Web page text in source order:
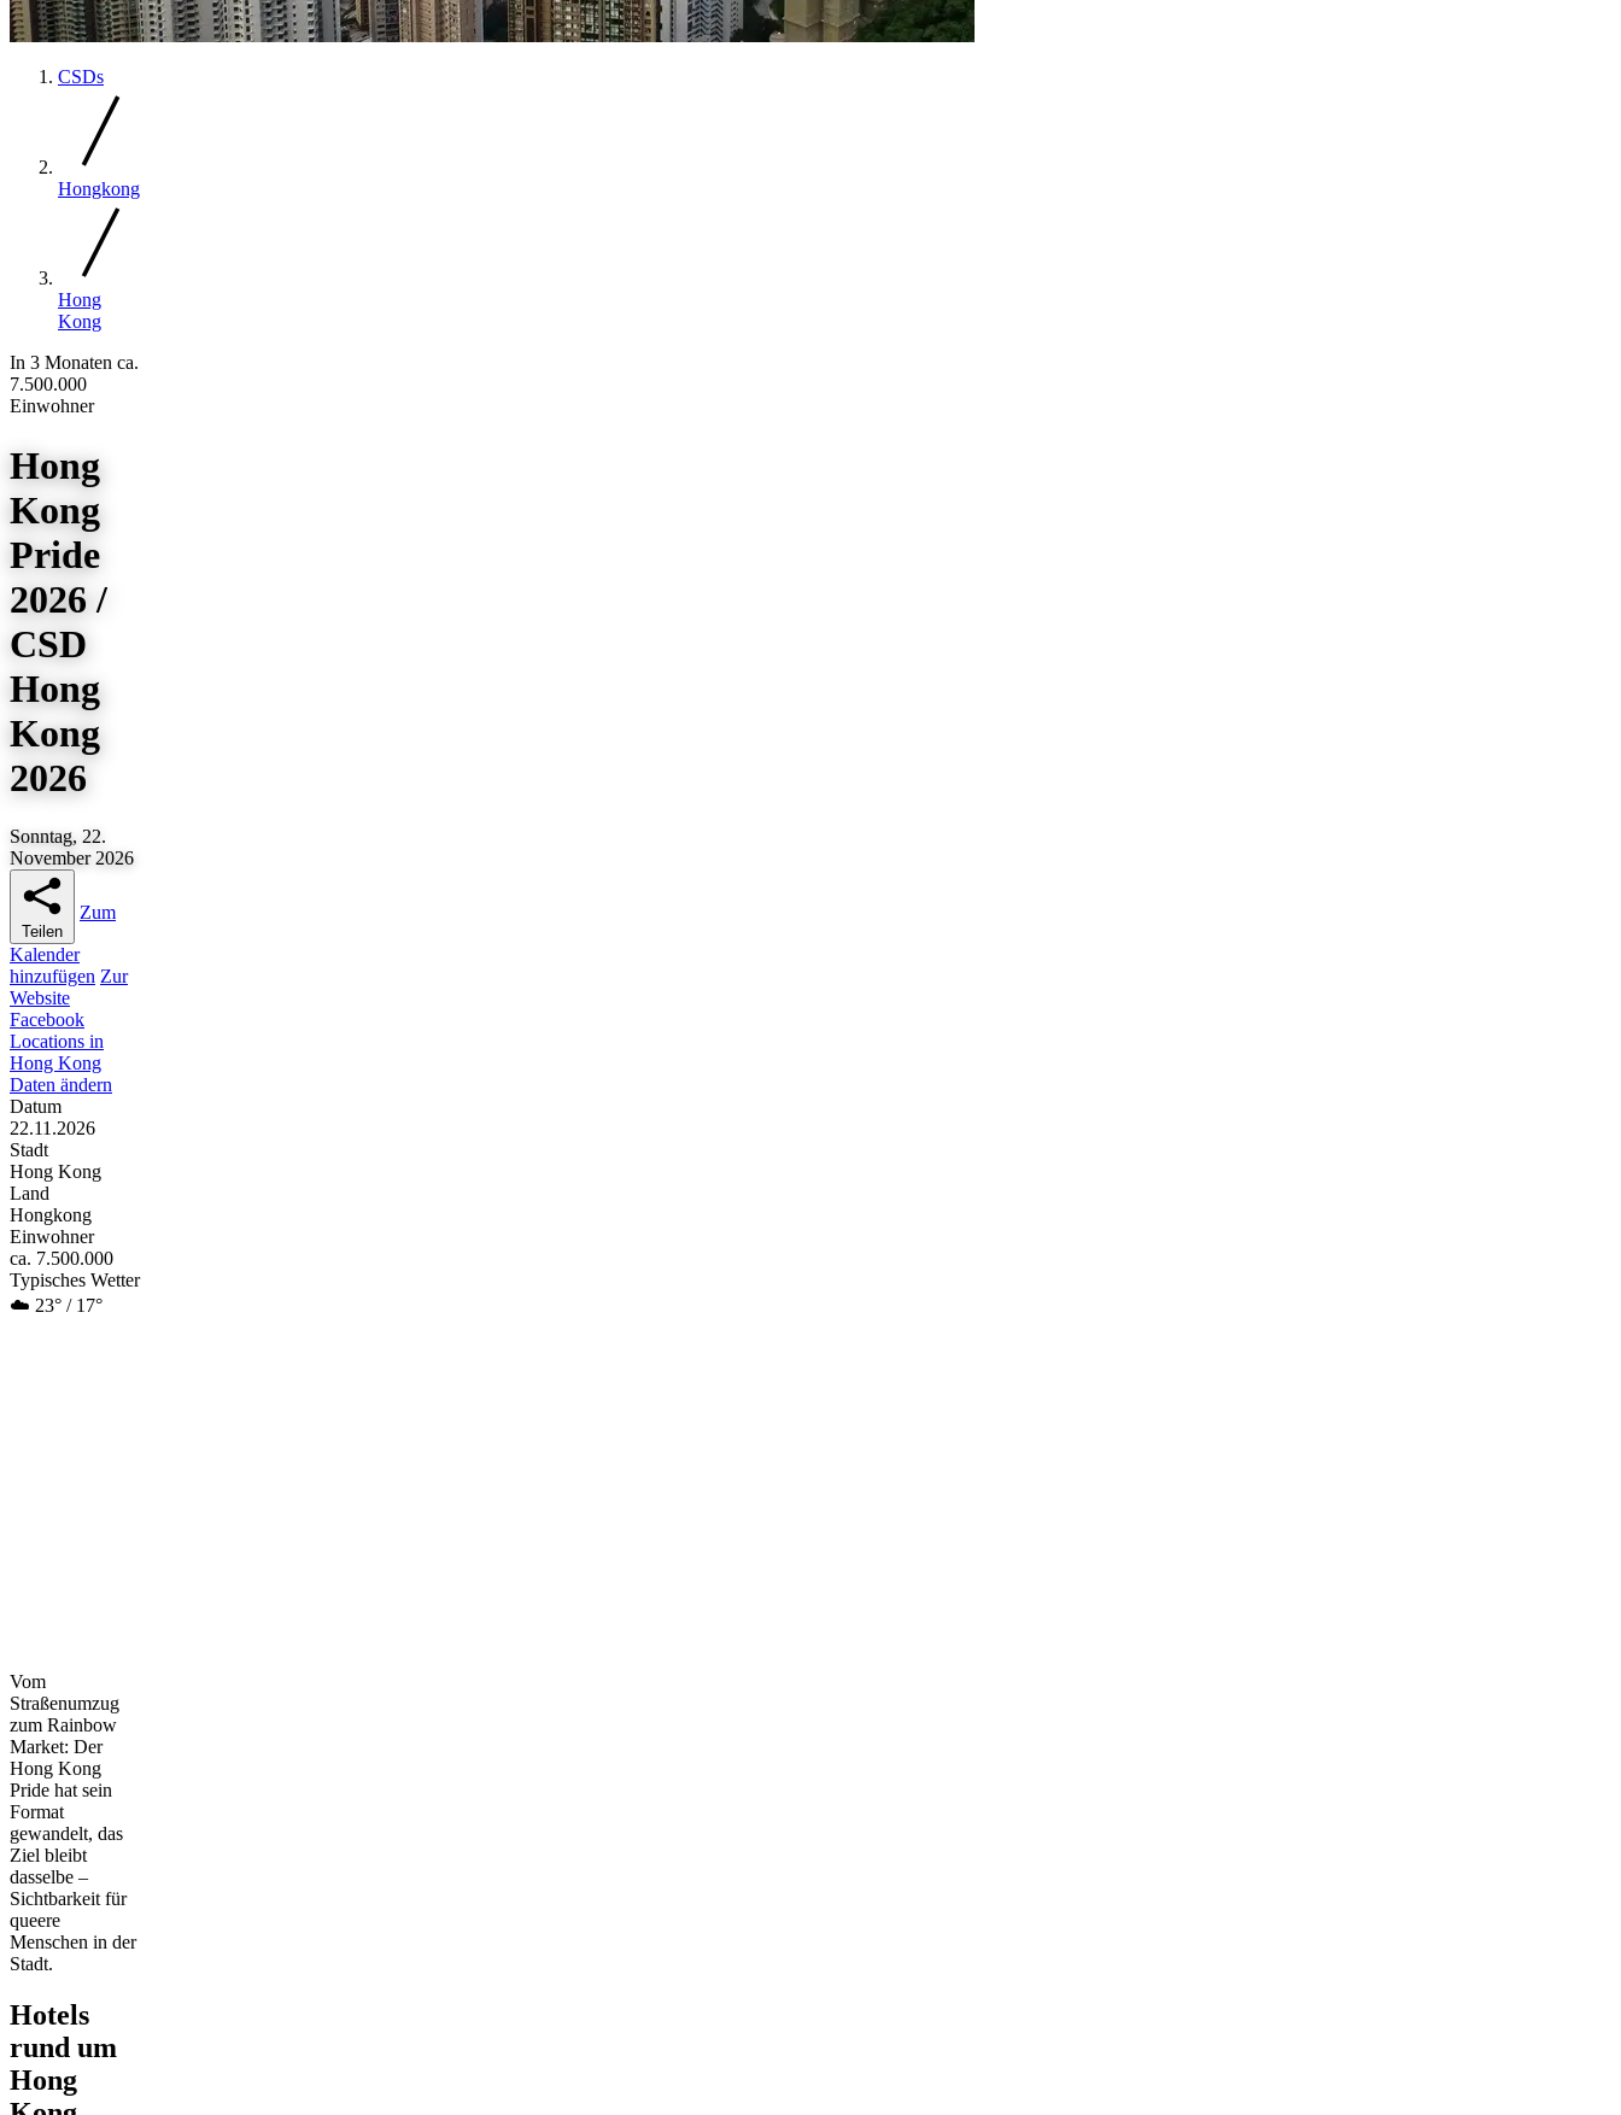
CSDs
Hongkong
Hong
Kong
In 3 Monaten ca.
7.500.000
Einwohner
Hong
Kong
Pride
2026 /
CSD
Hong
Kong
2026
Sonntag, 22.
November 2026
Teilen
Zum
Kalender
hinzufügen Zur
Website
Facebook
Locations in
Hong Kong
Daten ändern
Datum
22.11.2026
Stadt
Hong Kong
Land
Hongkong
Einwohner
ca. 7.500.000
Typisches Wetter
☁️ 23° / 17°
Vom
Straßenumzug
zum Rainbow
Market: Der
Hong Kong
Pride hat sein
Format
gewandelt, das
Ziel bleibt
dasselbe –
Sichtbarkeit für
queere
Menschen in der
Stadt.
Hotels
rund um
Hong